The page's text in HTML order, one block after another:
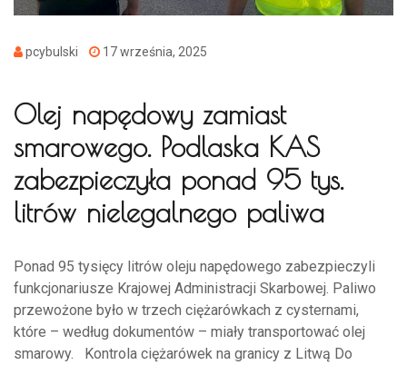
pcybulski 17 września, 2025
Olej napędowy zamiast
smarowego. Podlaska KAS
zabezpieczyła ponad 95 tys.
litrów nielegalnego paliwa
Ponad 95 tysięcy litrów oleju napędowego zabezpieczyli
funkcjonariusze Krajowej Administracji Skarbowej. Paliwo
przewożone było w trzech ciężarówkach z cysternami,
które – według dokumentów – miały transportować olej
smarowy. Kontrola ciężarówek na granicy z Litwą Do